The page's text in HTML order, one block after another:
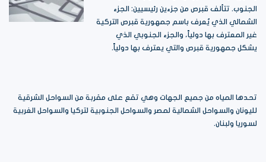
الجنوب. تتألف قبرص من جزءين رئيسيين: الجزء
الشمالي الذي يُعرف باسم جمهورية قبرص التركية
غير المعترف بها دولياً، والجزء الجنوبي الذي
يشكل جمهورية قبرص والتي يعترف بها دولياً.
تحدها المياه من جميع الجهات وهي تقع على مقربة من السواحل الشرقية
لليونان والسواحل الشمالية لمصر والسواحل الجنوبية لتركيا والسواحل الغربية
لسوريا ولبنان.